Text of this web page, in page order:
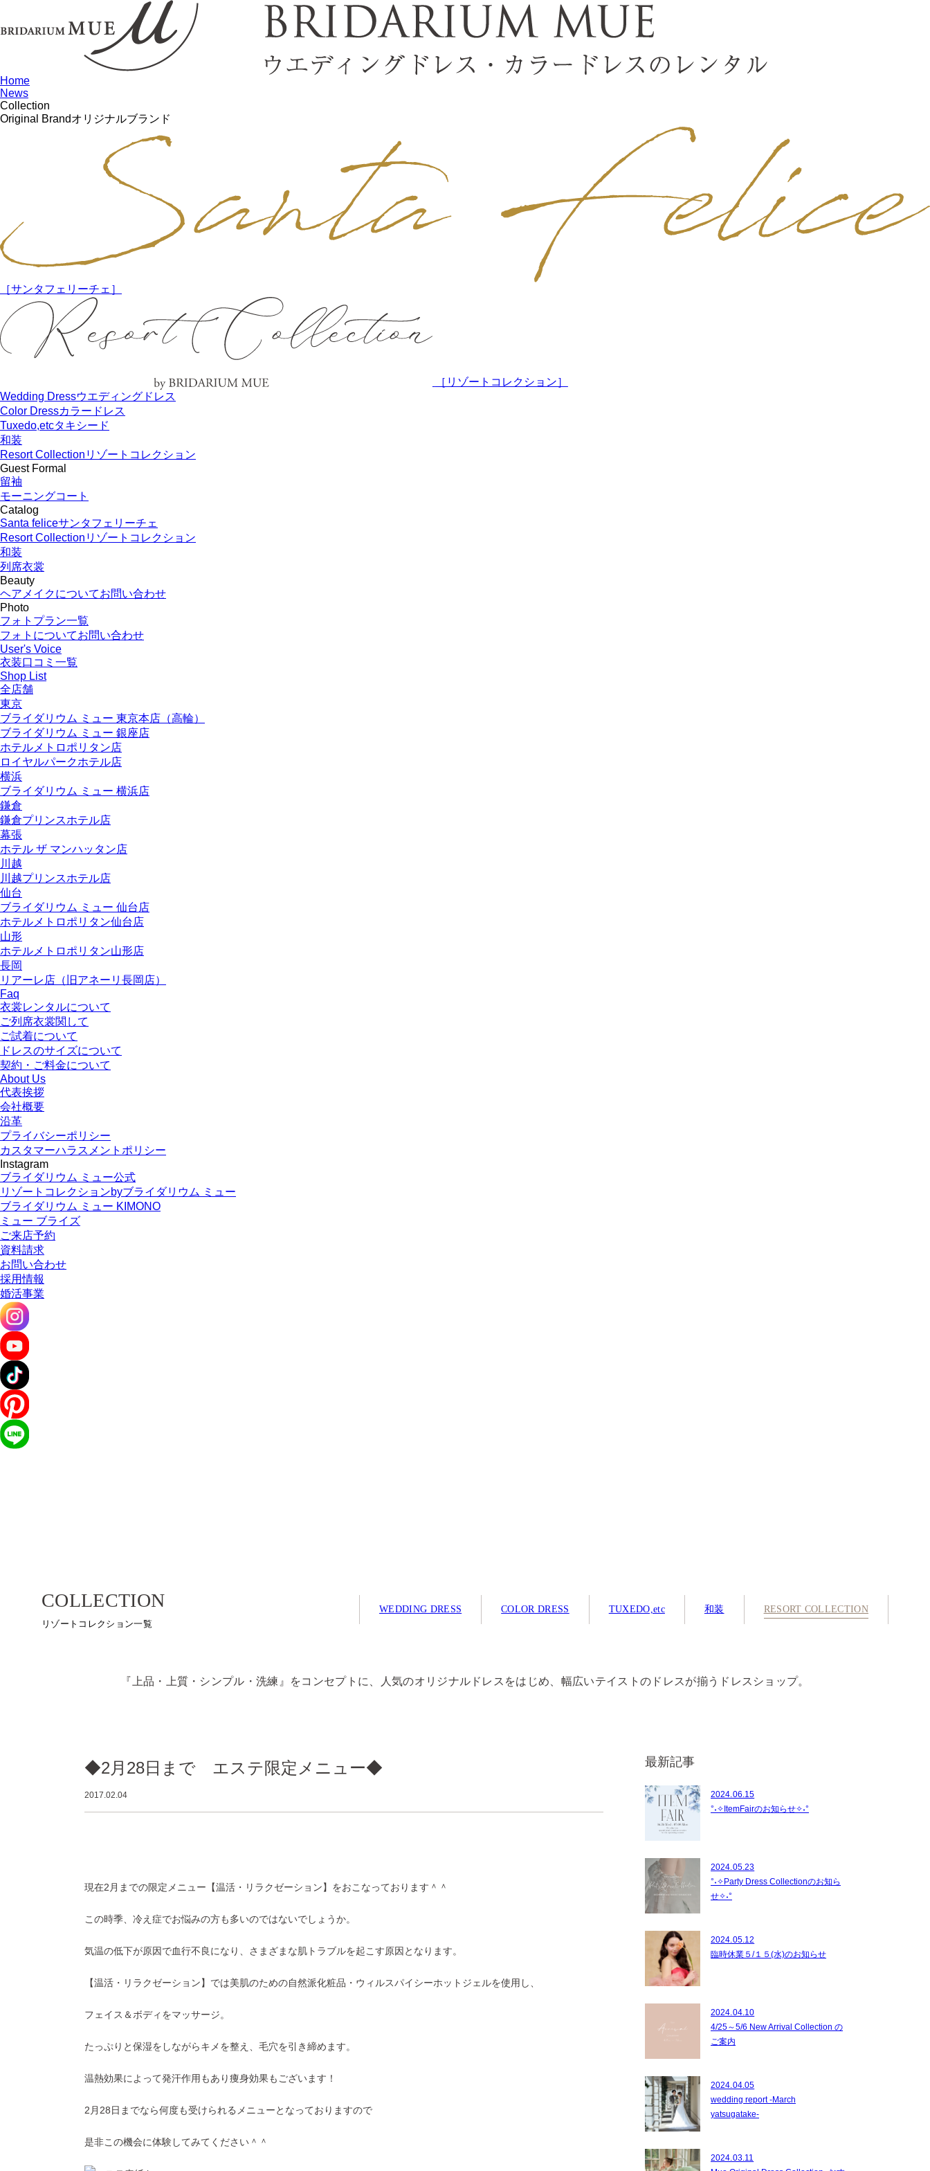
Home
News
Collection
Original Brandオリジナルブランド
［サンタフェリーチェ］
［リゾートコレクション］
Wedding Dressウエディングドレス
Color Dressカラードレス
Tuxedo,etcタキシード
和装
Resort Collection リゾートコレクション
Guest Formal
留袖
モーニングコート
Catalog
Santa feliceサンタフェリーチェ
Resort Collection リゾートコレクション
和装
列席衣裳
Beauty
ヘアメイクについてお問い合わせ
Photo
フォトプラン一覧
フォトについてお問い合わせ
User's Voice
衣装口コミ一覧
Shop List
全店舗
東京
ブライダリウム ミュー 東京本店（高輪）
ブライダリウム ミュー 銀座店
ホテルメトロポリタン店
ロイヤルパークホテル店
横浜
ブライダリウム ミュー 横浜店
鎌倉
鎌倉プリンスホテル店
幕張
ホテル ザ マンハッタン店
川越
川越プリンスホテル店
仙台
ブライダリウム ミュー 仙台店
ホテルメトロポリタン仙台店
山形
ホテルメトロポリタン山形店
長岡
リアーレ店（旧アネーリ長岡店）
Faq
衣裳レンタルについて
ご列席衣裳関して
ご試着について
ドレスのサイズについて
契約・ご料金について
About Us
代表挨拶
会社概要
沿革
プライバシーポリシー
カスタマーハラスメントポリシー
Instagram
ブライダリウム ミュー公式
リゾートコレクションbyブライダリウム ミュー
ブライダリウム ミュー KIMONO
ミュー ブライズ
ご来店予約
資料請求
お問い合わせ
採用情報
婚活事業
COLLECTION
リゾートコレクション一覧
WEDDING DRESS COLOR DRESS TUXEDO,etc 和装 RESORT COLLECTION
『上品・上質・シンプル・洗練』をコンセプトに、人気のオリジナルドレスをはじめ、幅広いテイストのドレスが揃うドレスショップ。
◆2月28日まで エステ限定メニュー◆
2017.02.04
現在2月までの限定メニュー【温活・リラクゼーション】をおこなっております＾＾
この時季、冷え症でお悩みの方も多いのではないでしょうか。
気温の低下が原因で血行不良になり、さまざまな肌トラブルを起こす原因となります。
【温活・リラクゼーション】では美肌のための自然派化粧品・ウィルスパイシーホットジェルを使用し、
フェイス＆ボディをマッサージ。
たっぷりと保湿をしながらキメを整え、毛穴を引き締めます。
温熱効果によって発汗作用もあり痩身効果もございます！
2月28日までなら何度も受けられるメニューとなっておりますので
是非この機会に体験してみてください＾＾
最新記事
2024.06.15
°˖✧ItemFairのお知らせ✧˖°
2024.05.23
°˖✧Party Dress Collectionのお知ら
せ✧˖°
2024.05.12
臨時休業５/１５(水)のお知らせ
2024.04.10
4/25～5/6 New Arrival Collection の
ご案内
2024.04.05
wedding report -March
yatsugatake-
2024.03.11